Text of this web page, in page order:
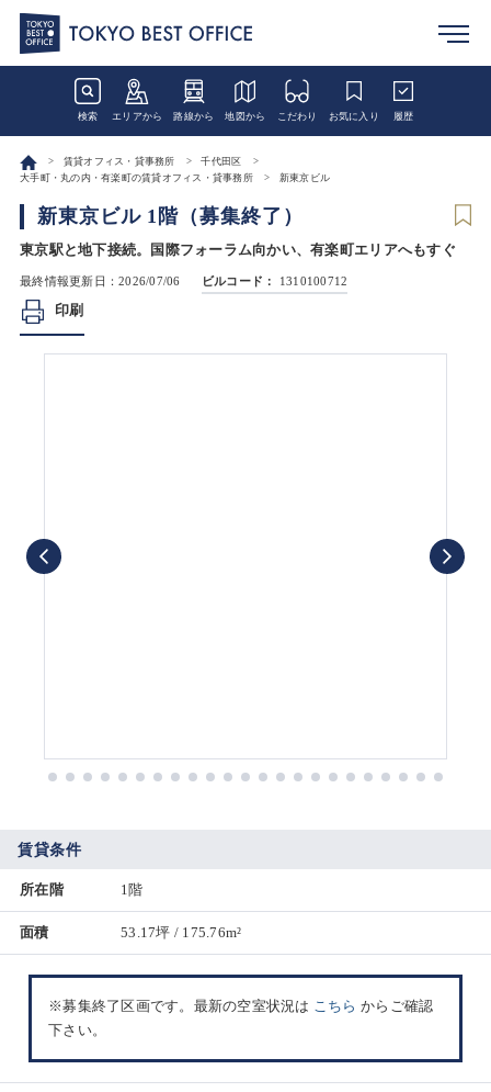
検索 エリアから 路線から 地図から こだわり お気に入り 履歴
賃貸オフィス・貸事務所
千代田区
大手町・丸の内・有楽町の賃貸オフィス・貸事務所
新東京ビル
新東京ビル 1階（募集終了）
東京駅と地下接続。国際フォーラム向かい、有楽町エリアへもすぐ
最終情報更新日：2026/07/06 ビルコード： 1310100712
印刷
賃貸条件
所在階 1階
面積 53.17坪 / 175.76m²
※募集終了区画です。最新の空室状況は こちら からご確認
下さい。